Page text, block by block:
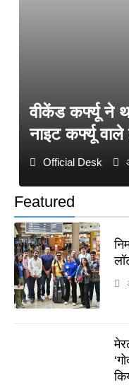
Featured
वीकेंड कर्फ्यू ने
नाइट कर्फ्यू
Official Desk